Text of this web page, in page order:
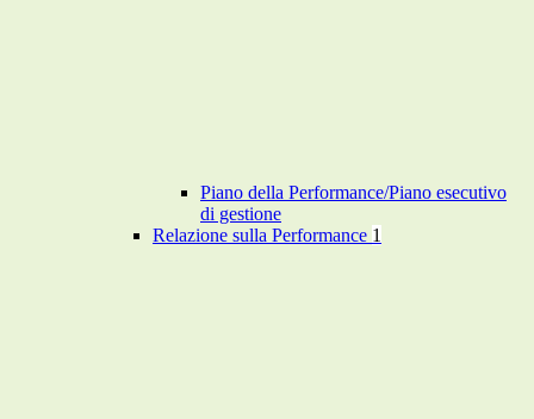
Piano della Performance/Piano esecutivo
di gestione
Relazione sulla Performance 1